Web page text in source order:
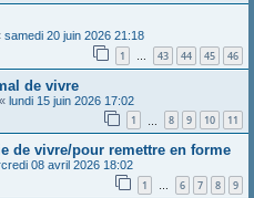
samedi 20 juin 2026 21:18
1 … 43 44 45 46
de vivre
« lundi 15 juin 2026 17:02
1 8 9 10 11
de vivre/pour remettre en forme
08 avril 2026 18:02
1 … 6 7 8 9